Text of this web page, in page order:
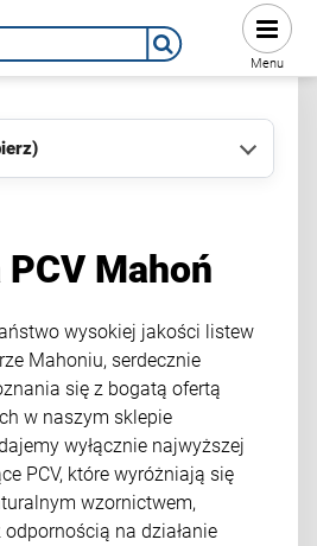
Menu
Mahoń
wysokiej jakości listew
Mahoniu, serdecznie
się z bogatą ofertą
w naszym sklepie
wyłącznie najwyższej
PCV, które wyróżniają się
wzornictwem,
na działanie